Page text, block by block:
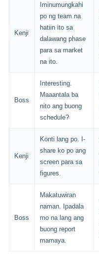
Kenji
Iminumungkahi
po ng team na
hatiin ito sa
dalawang phase
para sa market
na ito.
Boss
Interesting.
Maaantala ba
nito ang buong
schedule?
Kenji
Konti lang po. I-
share ko po ang
screen para sa
figures.
Boss
Makatuwiran
naman. Ipadala
mo na lang ang
buong report
mamaya.